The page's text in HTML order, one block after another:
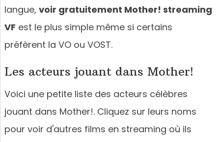
langue, voir gratuitement Mother! streaming
VF est le plus simple même si certains
préfèrent la VO ou VOST.
Les acteurs jouant dans Mother!
Voici une petite liste des acteurs célèbres
jouant dans Mother!. Cliquez sur leurs noms
pour voir d'autres films en streaming où ils